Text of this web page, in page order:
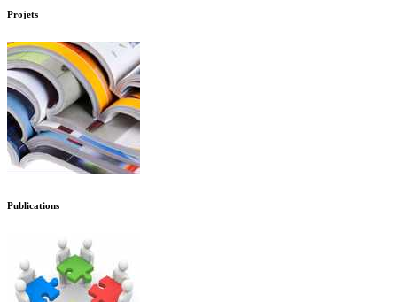
Projets
Publications